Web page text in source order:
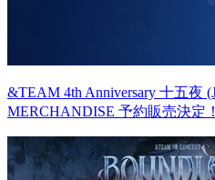
&TEAM 4th Anniversary 十五夜
MERCHANDISE 予約販売決定！